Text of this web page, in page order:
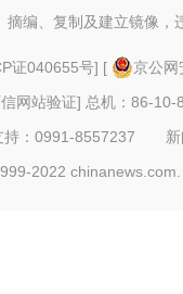
摘编、复制及建立镜像，
证040655号] [
京公
网站验证] 总机：86-10-
持：0991-8557237
2022